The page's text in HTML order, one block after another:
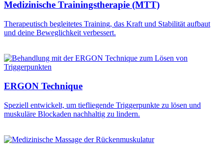
Medizinische Trainingstherapie (MTT)
Therapeutisch begleitetes Training, das Kraft und Stabilität aufbaut
und deine Beweglichkeit verbessert.
ERGON Technique
Speziell entwickelt, um tiefliegende Triggerpunkte zu lösen und
muskuläre Blockaden nachhaltig zu lindern.